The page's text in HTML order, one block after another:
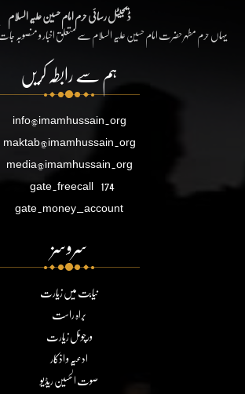
ڈیجیٹل رسائی حرم امام حسین علیہ السلام
یہاں حرم مطہر حضرت امام حسین علیہ السلام سے متعلق اخبار و منصوبہ
ہم سے رابطہ کریں
info@imamhussain.org
maktab@imamhussain.org
media@imamhussain.org
gate.freecall 174
gate.money_account
سروسز
نیابت میں زیارت
براہ راست
ورچوئل زیارت
ادعیہ و اذکار
صوت الحسین ریڈیو